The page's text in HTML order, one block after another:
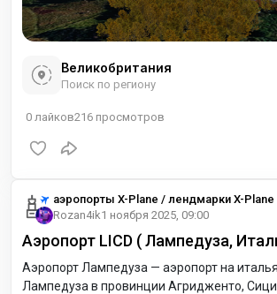
Великобритания
Поиск по региону
0 лайков216 просмотров
аэропорты X-Plane / лендмарки X-Plane
Rozan4ik1 ноября 2025, 09:00
Аэропорт LICD ( Лампедуза,
Аэропорт Лампедуза — аэропорт на
Лампедуза в провинции Агридженто,